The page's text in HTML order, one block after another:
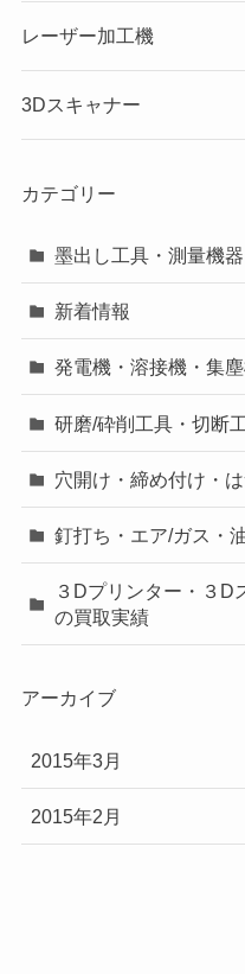
レーザー加工機
3Dスキャナー
カテゴリー
墨出し工具・測量機
新着情報
発電機・溶接機・集
研磨/砕削工具・切断
穴開け・締め付け・
釘打ち・エア/ガス・
３Dプリンター・３D
の買取実績
アーカイブ
2015年3月
2015年2月